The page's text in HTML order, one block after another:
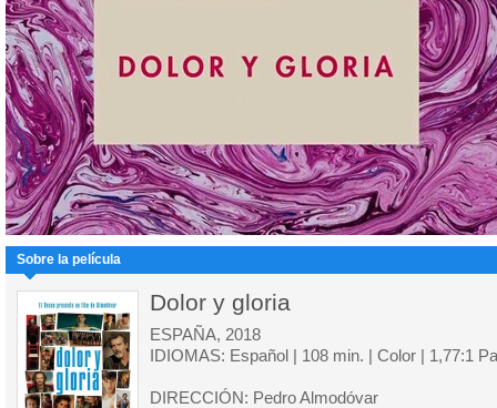
Sobre la película
Dolor y gloria
ESPAÑA, 2018
IDIOMAS: Español | 108 min. | Color | 1,77:1
DIRECCIÓN: Pedro Almodóvar